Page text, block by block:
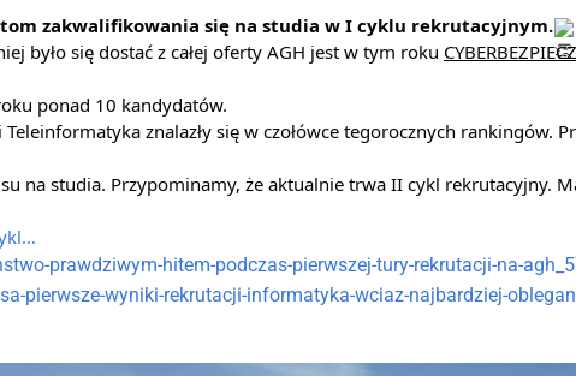
zakwalifikowania się na studia w I cyklu rekrutacyjnym.
było się dostać z całej oferty AGH jest w tym roku
ponad 10 kandydatów.
znalazły się w czołówce tegorocznych rankingów.
na studia. Przypominamy, że aktualnie trwa II cykl rekrutacyjny.
prawdziwym-hitem-podczas-pierwszej-tury-rekrutacji-na-
pierwsze-wyniki-rekrutacji-informatyka-wciaz-najbardziej-